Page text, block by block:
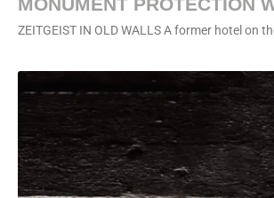
MONUMENT PROTECTION
ZEITGEIST IN OLD WALLS A former hotel on